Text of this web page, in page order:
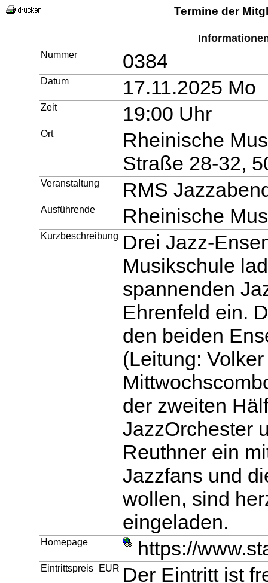
Termine der
Nummer 0384
Datum 17.11.2025 Mo
Zeit 19:00 Uhr
Ort
Rheinische
Straße 28-32,
Veranstaltung RMS
Ausführende Rheinische
Kurzbeschreibung Drei Jazz-
Musikschule
spannenden
Ehrenfeld ein.
den beiden
(Leitung:
der zweiten
JazzOrchester
Reuthner ein
Jazzfans und
wollen, sind
eingeladen.
Homepage https://
Eintrittspreis_EUR Der Eintritt ist